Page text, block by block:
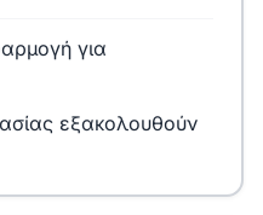
για
εξακολουθούν